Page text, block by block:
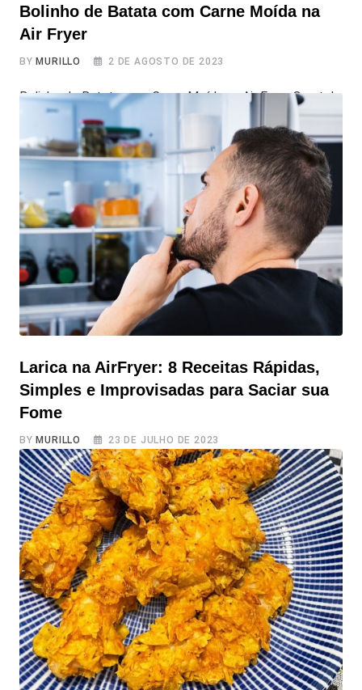
Bolinho de Batata com Carne Moída na
Air Fryer
BY MURILLO 2 DE AGOSTO DE 2023
Bolinho de Batata com Carne Moída na Air Fryer Que tal
preparar uma receita prática e muito deliciosa na Air
Fryer? Os Bolinhos de Batata com Carne Moída são uma
opção simples e saborosa para aproveitar como mistura
para o almoço ou jantar! Com batatas macias e carne
moída bem temperada, esses bolinhos vão surpreender
Larica na AirFryer: 8 Receitas Rápidas,
Simples e Improvisadas para Saciar sua
Fome
BY MURILLO 23 DE JULHO DE 2023
Larica na AirFryer: 8 Receitas Rápidas, Simples e
Improvisadas para Saciar sua Fome Quem nunca sentiu
aquela larica repentina no meio do dia ou antes de dormir
e desejou uma solução rápida e fácil para saciar a fome?
Com a Airfryer, agora é possível preparar receitas
simples, rápidas e práticas, até mesmo improvisadas, que
vão